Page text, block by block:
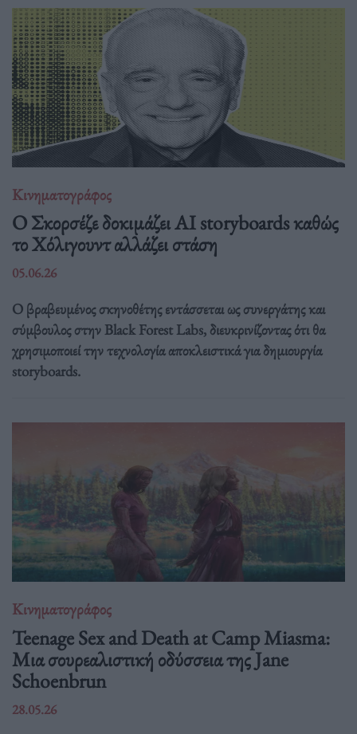
Κινηματογράφος
Ο Σκορσέζε δοκιμάζει AI storyboards καθώς
το Χόλιγουντ αλλάζει στάση
05.06.26
Ο βραβευμένος σκηνοθέτης εντάσσεται ως συνεργάτης και
σύμβουλος στην Black Forest Labs, διευκρινίζοντας ότι θα
χρησιμοποιεί την τεχνολογία αποκλειστικά για δημιουργία
storyboards.
Κινηματογράφος
Teenage Sex and Death at Camp Miasma:
Μια σουρεαλιστική οδύσσεια της Jane
Schoenbrun
28.05.26